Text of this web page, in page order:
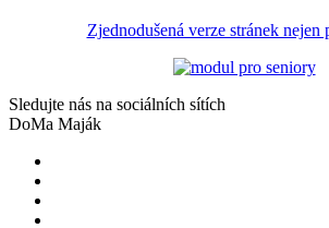
Zjednodušená verze stránek nejen
Sledujte nás na sociálních sítích
DoMa Maják